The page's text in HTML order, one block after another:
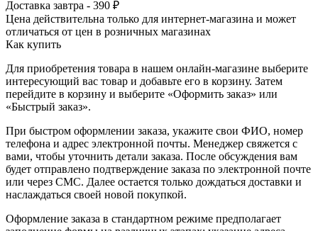
Доставка завтра - 390 ₽
Цена действительна только для интернет-магазина и может
отличаться от цен в розничных магазинах
Как купить
Для приобретения товара в нашем онлайн-магазине выберите
интересующий вас товар и добавьте его в корзину. Затем
перейдите в корзину и выберите «Оформить заказ» или
«Быстрый заказ».
При быстром оформлении заказа, укажите свои ФИО, номер
телефона и адрес электронной почты. Менеджер свяжется с
вами, чтобы уточнить детали заказа. После обсуждения вам
будет отправлено подтверждение заказа по электронной почте
или через СМС. Далее остается только дождаться доставки и
наслаждаться своей новой покупкой.
Оформление заказа в стандартном режиме предполагает